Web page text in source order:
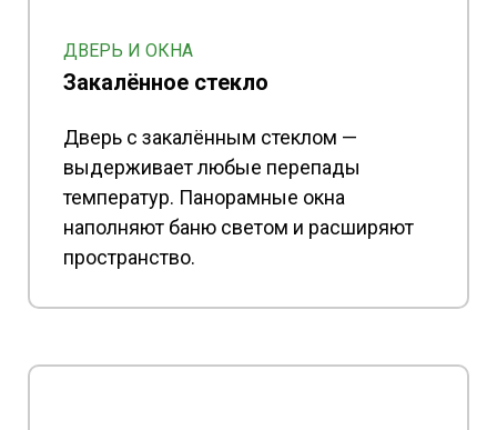
Дверь с закалённым стеклом —
выдерживает любые перепады
температур. Панорамные окна
наполняют баню светом и расширяют
пространство.
Закалённое стекло
ДВЕРЬ И ОКНА